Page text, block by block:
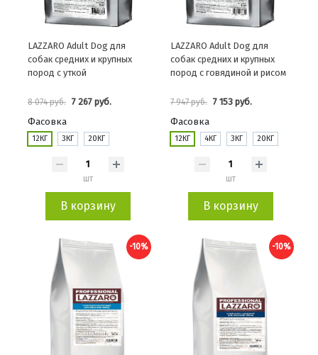
LAZZARO Adult Dog для
собак средних и крупных
пород с уткой
8 074 руб. 7 267 руб.
Фасовка
12КГ 3КГ 20КГ
шт
В корзину
LAZZARO Adult Dog для
собак средних и крупных
пород с говядиной и рисом
7 947 руб. 7 153 руб.
Фасовка
12КГ 4КГ 3КГ 20КГ
шт
В корзину
-10% -10%